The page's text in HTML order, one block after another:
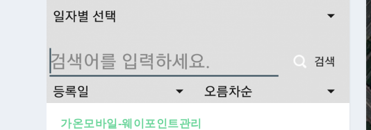
가온모바일-웨이포인트관리